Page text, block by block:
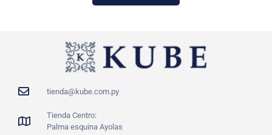
tienda@kube.com.py
Tienda Centro:
Palma esquina Ayolas